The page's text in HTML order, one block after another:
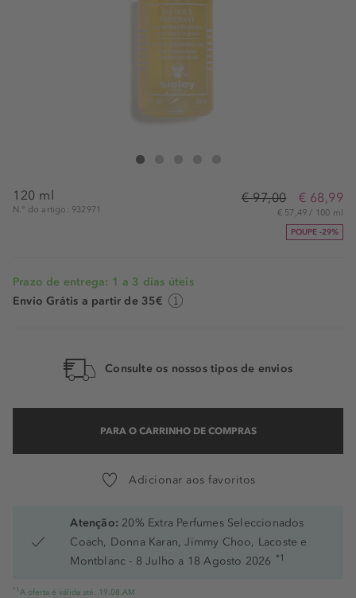
Sisley Gel Doux Nettoyant Resines Tropicales
120 ml
N.° do artigo: 932971
€ 97,00 € 68,99
€ 57,49 / 100 ml
POUPE -29%
Prazo de entrega: 1 a 3 dias úteis
Envio Grátis a partir de 35€
Consulte os nossos tipos de envios
PARA O CARRINHO DE COMPRAS
Adicionar aos favoritos
Atenção: 20% Extra Perfumes Seleccionados
Coach, Donna Karan, Jimmy Choo, Lacoste e
Montblanc - 8 Julho a 18 Agosto 2026 *1
*1 A oferta é válida até: 19.08.AM